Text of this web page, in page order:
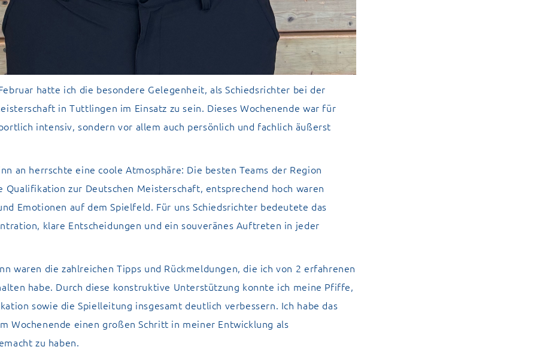
hatte ich die besondere Gelegenheit, als Schiedsrichter bei der
in Tuttlingen im Einsatz zu sein. Dieses Wochenende war für
intensiv, sondern vor allem auch persönlich und fachlich äußerst
an herrschte eine coole Atmosphäre: Die besten Teams der Region
Qualifikation zur Deutschen Meisterschaft, entsprechend hoch waren
Emotionen auf dem Spielfeld. Für uns Schiedsrichter bedeutete das
klare Entscheidungen und ein souveränes Auftreten in jeder
waren die zahlreichen Tipps und Rückmeldungen, die ich von 2 erfahrenen
habe. Durch diese konstruktive Unterstützung konnte ich meine Pfiffe,
sowie die Spielleitung insgesamt deutlich verbessern. Ich habe das
Wochenende einen großen Schritt in meiner Entwicklung als
zu haben.